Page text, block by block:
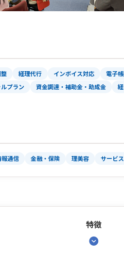
経理代行 インボイス対応 電子
プラン 資金調達・補助金・助成金
通信 金融・保険 理美容 サービス
特徴